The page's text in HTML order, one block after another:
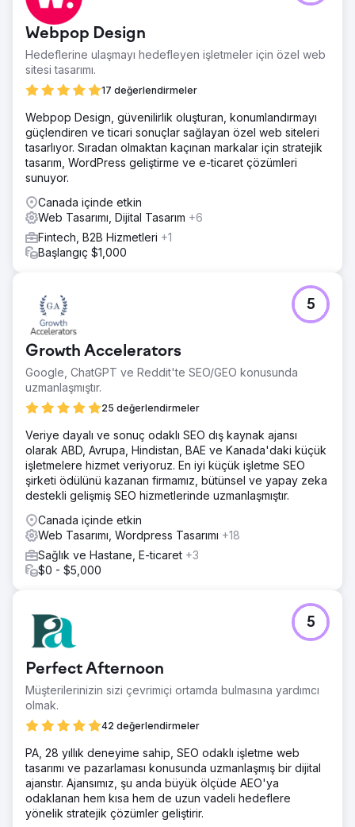
Çözüm
İlk on iki ayda 0'dan 6 haneli gelirlere ulaşan başarı
hikayesini izleyin. https://youtu.be/k5GKvKwVwwE?
si=w1YglFm2bW-xVHnP
Sonuç
"Birkaç yıl önce psikoterapi özel muayenehanemi
açtığımda web sitemi kurması için Bruno'yu işe aldım. O
zamanlar sadece birkaç müşterim vardı ve ilk önce
paradan tasarruf etmek için bir nezaretçi işe almaya
çalıştım. Tam bir felaketti, adam yaptığım özel istekleri
anlayamıyordu ve e-postalara sadece gecenin bir vakti
O zamanlar web sitemi çok sevmiştim ve 4 yıl sonra hala
ona aşığım ve hiçbir şeyi değiştirmem."
Ajans sayfasına git
Webpop Design
Hedeflerine ulaşmayı hedefleyen işletmeler için özel web
sitesi tasarımı.
17 değerlendirmeler
Webpop Design, güvenilirlik oluşturan, konumlandırmayı
güçlendiren ve ticari sonuçlar sağlayan özel web siteleri
tasarlıyor. Sıradan olmaktan kaçınan markalar için stratejik
tasarım, WordPress geliştirme ve e-ticaret çözümleri
sunuyor.
Canada içinde etkin
Web Tasarımı, Dijital Tasarım +6
Fintech, B2B Hizmetleri +1
Başlangıç $1,000
Growth Accelerators
Google, ChatGPT ve Reddit'te SEO/GEO konusunda
uzmanlaşmıştır.
25 değerlendirmeler
5
Veriye dayalı ve sonuç odaklı SEO dış kaynak ajansı
olarak ABD, Avrupa, Hindistan, BAE ve Kanada'daki küçük
işletmelere hizmet veriyoruz. En iyi küçük işletme SEO
şirketi ödülünü kazanan firmamız, bütünsel ve yapay zeka
destekli gelişmiş SEO hizmetlerinde uzmanlaşmıştır.
Canada içinde etkin
Web Tasarımı, Wordpress Tasarımı +18
Sağlık ve Hastane, E-ticaret +3
$0 - $5,000
Perfect Afternoon
Müşterilerinizin sizi çevrimiçi ortamda bulmasına yardımcı
olmak.
42 değerlendirmeler
5
PA, 28 yıllık deneyime sahip, SEO odaklı işletme web
tasarımı ve pazarlaması konusunda uzmanlaşmış bir dijital
ajanstır. Ajansımız, şu anda büyük ölçüde AEO'ya
odaklanan hem kısa hem de uzun vadeli hedeflere
yönelik stratejik çözümler geliştirir.